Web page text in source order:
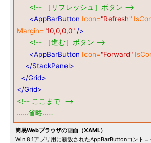
<!-- ［リフレッシュ］ボタン -->
<AppBarButton Icon="Refresh"
Margin="10,0,0,0" />
<!-- ［進む］ボタン -->
<AppBarButton Icon="Forward"
</StackPanel>
</Grid>
</Grid>
<!-- ここまで -->
……省略……
簡易Webブラウザの画面（XAML）
Win 8.1アプリ用に新設されたAppBarButtonコントロ